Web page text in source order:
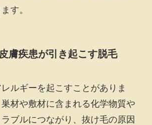
す。
膚疾患が引き起こす脱毛
ルギーを起こすことがありま
材や敷材に含まれる化学物質や
ブルにつながり、抜け毛の原因